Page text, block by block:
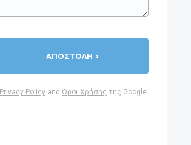
ΑΠΟΣΤΟΛΗ >
Privacy Policy and Όροι Χρήσης της Google.